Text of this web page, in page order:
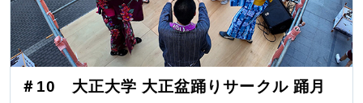
＃10 大正大学 大正盆踊りサークル 踊月